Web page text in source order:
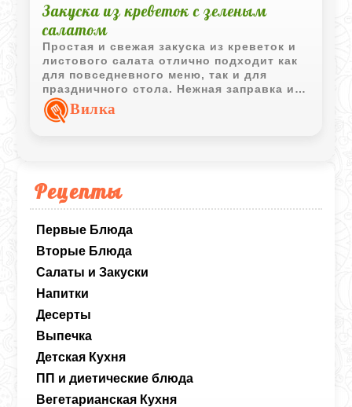
Рецепты
Первые Блюда
Вторые Блюда
Салаты и Закуски
Напитки
Десерты
Выпечка
Детская Кухня
ПП и диетические блюда
Вегетарианская Кухня
Закуска из креветок с зеленым
салатом
Простая и свежая закуска из креветок и
листового салата отлично подходит как
для повседневного меню, так и для
праздничного стола. Нежная заправка из
майонеза и сметаны гармонично
дополняет морепродукты.
Вилка